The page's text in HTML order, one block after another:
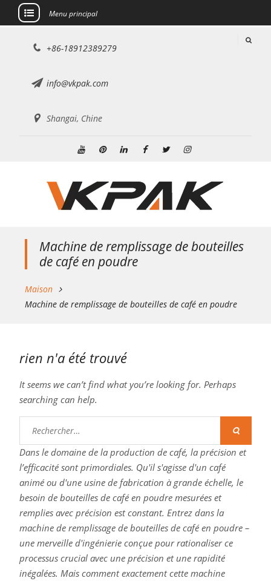
Menu principal
+86-18912389279
info@vkpak.com
Shangai, Chine
Machine de remplissage de bouteilles
de café en poudre
Maison
Machine de remplissage de bouteilles de café en poudre
rien n'a été trouvé
It seems we can’t find what you’re looking for. Perhaps
searching can help.
Dans le domaine de la production de café, la précision et
l’efficacité sont primordiales. Qu'il s'agisse d'un café
animé ou d'une usine de fabrication à grande échelle, le
besoin de bouteilles de café en poudre mesurées et
remplies avec précision est constant. Entrez dans la
machine de remplissage de bouteilles de café en poudre –
une merveille d'ingénierie conçue pour rationaliser ce
processus crucial avec une précision et une rapidité
inégalées. Mais comment exactement cette machine